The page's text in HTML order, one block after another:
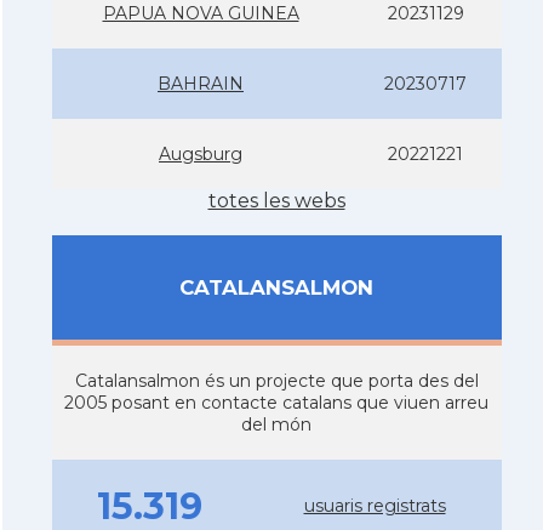
PAPUA NOVA GUINEA 20231129
BAHRAIN 20230717
Augsburg 20221221
totes les webs
CATALANSALMON
Catalansalmon és un projecte que porta des del
2005 posant en contacte catalans que viuen arreu
del món
15.319 usuaris registrats